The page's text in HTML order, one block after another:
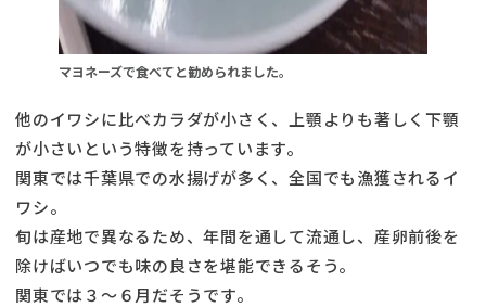
マヨネーズで食べてと勧められました。
他のイワシに比べカラダが小さく、上顎よりも著しく下顎
が小さいという特徴を持っています。
関東では千葉県での水揚げが多く、全国でも漁獲されるイ
ワシ。
旬は産地で異なるため、年間を通して流通し、産卵前後を
除けばいつでも味の良さを堪能できるそう。
関東では３〜６月だそうです。